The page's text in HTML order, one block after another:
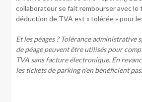
collaborateur se fait rembourser avec le
déduction de TVA est « tolérée » pour
Et les péages ? Tolérance administrative
de péage peuvent être utilisés pour
TVA sans facture électronique. En
les tickets de parking n’en bénéficient pas.